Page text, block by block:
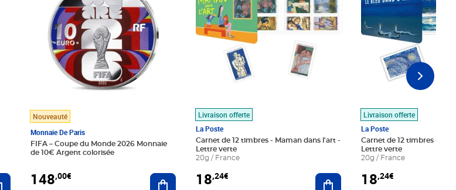
Ajouter au panier
Nouveauté
Monnaie De Paris
FIFA – Coupe du Monde 2026 Monnaie
de 10€ Argent colorisée
148,00€ Ajouter au panier
Livraison offerte
La Poste
Carnet de 12 timbres - Maman dans l'art -
Lettre verte
20g / France
18,24€ Ajouter au panier
Livraison offerte
La Poste
Carnet de 12 timbres - Le
Lettre verte
20g / France
18,24€